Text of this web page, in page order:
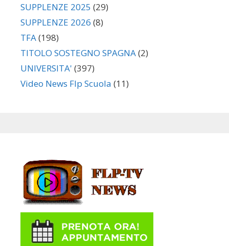
SUPPLENZE 2025 (29)
SUPPLENZE 2026 (8)
TFA(198)
TITOLO SOSTEGNO SPAGNA(2)
UNIVERSITA' (397)
Video News Flp Scuola (11)